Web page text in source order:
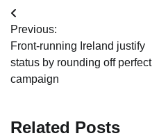
Post
navigation
Previous:
Front-running Ireland justify
status by rounding off perfect
campaign
Related Posts